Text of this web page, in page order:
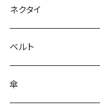
ネクタイ
ベルト
傘